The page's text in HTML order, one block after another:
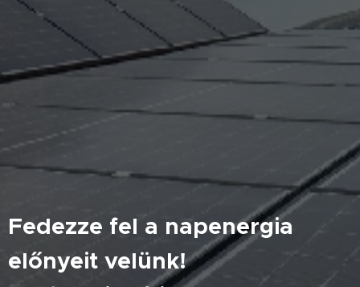
Fedezze fel a napenergia
előnyeit velünk!